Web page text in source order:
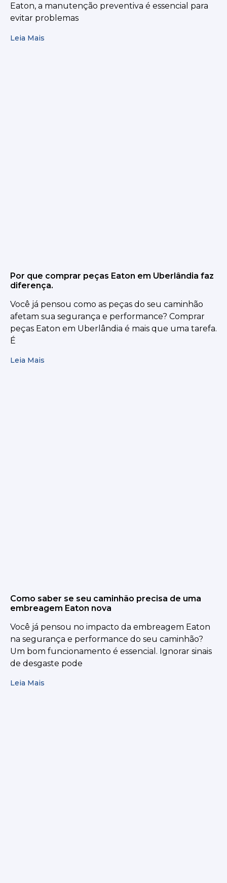
Eaton, a manutenção preventiva é essencial para
evitar problemas
Leia Mais
Por que comprar peças Eaton em Uberlândia faz
diferença.
Você já pensou como as peças do seu caminhão
afetam sua segurança e performance? Comprar
peças Eaton em Uberlândia é mais que uma tarefa.
É
Leia Mais
Como saber se seu caminhão precisa de uma
embreagem Eaton nova
Você já pensou no impacto da embreagem Eaton
na segurança e performance do seu caminhão?
Um bom funcionamento é essencial. Ignorar sinais
de desgaste pode
Leia Mais